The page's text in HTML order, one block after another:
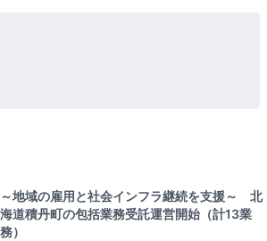
～地域の雇用と社会インフラ継続を支援～ 北
海道積丹町の包括業務受託運営開始（計13業
務）